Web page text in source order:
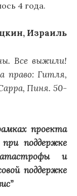
4 года.
Израиль
Все выжили!
право: Гитля,
Пиня. 50-
проекта
поддержке
и
поддержке